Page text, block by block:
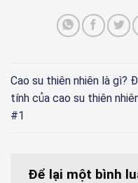
Cao su thiên nhiên là gì?
tính của cao su thiên
#1
Để lại một bình